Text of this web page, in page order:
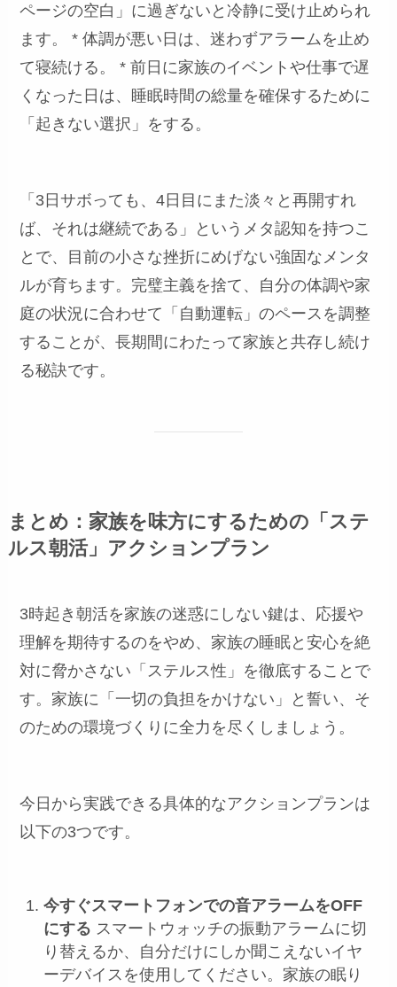
ページの空白」に過ぎないと冷静に受け止められ
ます。 * 体調が悪い日は、迷わずアラームを止め
て寝続ける。 * 前日に家族のイベントや仕事で遅
くなった日は、睡眠時間の総量を確保するために
「起きない選択」をする。
「3日サボっても、4日目にまた淡々と再開すれ
ば、それは継続である」というメタ認知を持つこ
とで、目前の小さな挫折にめげない強固なメンタ
ルが育ちます。完璧主義を捨て、自分の体調や家
庭の状況に合わせて「自動運転」のペースを調整
することが、長期間にわたって家族と共存し続け
る秘訣です。
まとめ：家族を味方にするための「ステ
ルス朝活」アクションプラン
3時起き朝活を家族の迷惑にしない鍵は、応援や
理解を期待するのをやめ、家族の睡眠と安心を絶
対に脅かさない「ステルス性」を徹底することで
す。家族に「一切の負担をかけない」と誓い、そ
のための環境づくりに全力を尽くしましょう。
今日から実践できる具体的なアクションプランは
以下の3つです。
今すぐスマートフォンでの音アラームをOFF
にする スマートウォッチの振動アラームに切
り替えるか、自分だけにしか聞こえないイヤ
ーデバイスを使用してください。家族の眠り